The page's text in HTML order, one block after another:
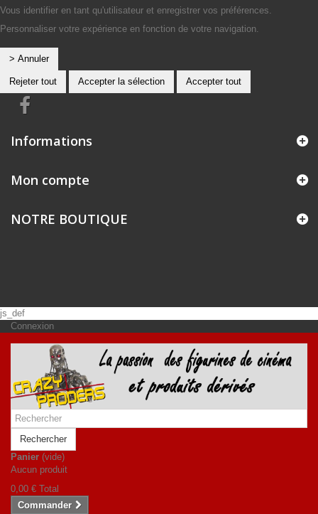
Vous identifier en tant qu'utilisateur et enregistrer vos préférences.
Personnaliser votre expérience en fonction de votre navigation.
> Annuler
Rejeter tout Accepter la sélection Accepter tout
Informations
Mon compte
NOTRE BOUTIQUE
js_def
Connexion
Rechercher
Panier (vide)
Aucun produit
0,00 € Total
Commander